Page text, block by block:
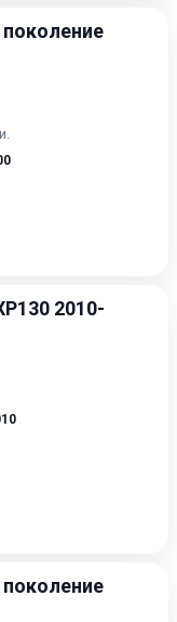
2010-